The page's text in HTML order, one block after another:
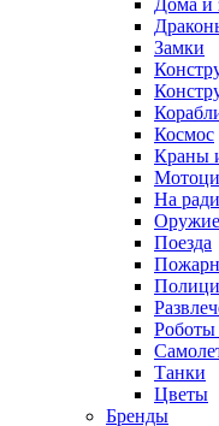
Дома и
Замки
Космос
Краны
На
Оружие
Поезда
Танки
Цветы
Бренды